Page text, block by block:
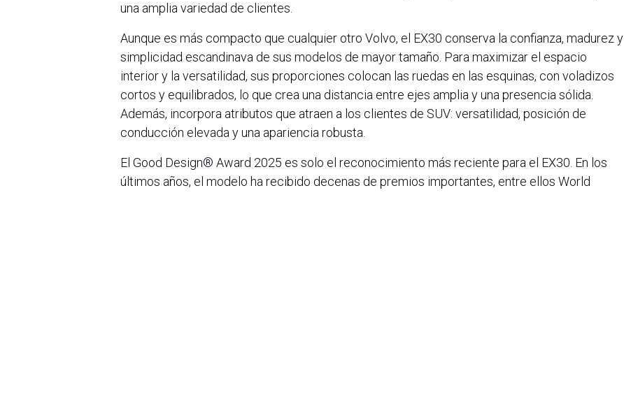
una amplia variedad de clientes.
Aunque es más compacto que cualquier otro Volvo, el EX30 conserva la confianza, madurez y
simplicidad escandinava de sus modelos de mayor tamaño. Para maximizar el espacio
interior y la versatilidad, sus proporciones colocan las ruedas en las esquinas, con voladizos
cortos y equilibrados, lo que crea una distancia entre ejes amplia y una presencia sólida.
Además, incorpora atributos que atraen a los clientes de SUV: versatilidad, posición de
conducción elevada y una apariencia robusta.
El Good Design® Award 2025 es solo el reconocimiento más reciente para el EX30. En los
últimos años, el modelo ha recibido decenas de premios importantes, entre ellos World